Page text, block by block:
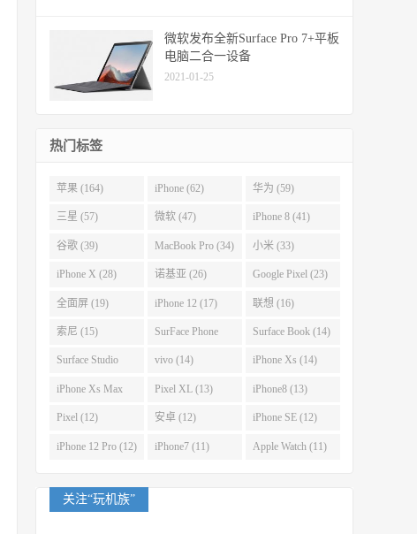
微软发布全新Surface Pro 7+平板
电脑二合一设备
2021-01-25
热门标签
苹果 (164) iPhone (62) 华为 (59)
三星 (57) 微软 (47) iPhone 8 (41)
谷歌 (39) MacBook Pro (34) 小米 (33)
iPhone X (28) 诺基亚 (26) Google Pixel (23)
全面屏 (19) iPhone 12 (17) 联想 (16)
索尼 (15) SurFace Phone
(14)
Surface Book (14)
Surface Studio
(14)
vivo (14) iPhone Xs (14)
iPhone Xs Max
(14)
Pixel XL (13) iPhone8 (13)
Pixel (12) 安卓 (12) iPhone SE (12)
iPhone 12 Pro (12) iPhone7 (11) Apple Watch (11)
关注“玩机族”